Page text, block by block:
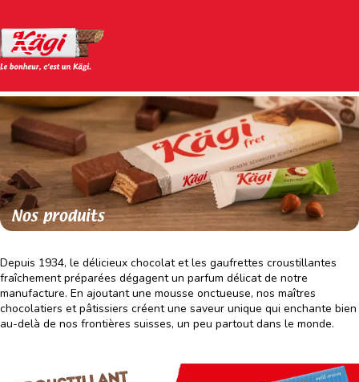
Nos produits
Depuis 1934, le délicieux chocolat et les gaufrettes croustillantes
fraîchement préparées dégagent un parfum délicat de notre
manufacture. En ajoutant une mousse onctueuse, nos maîtres
chocolatiers et pâtissiers créent une saveur unique qui enchante bien
au-delà de nos frontières suisses, un peu partout dans le monde.